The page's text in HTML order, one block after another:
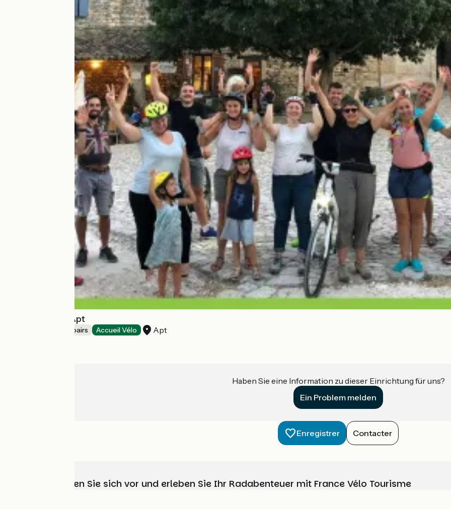
Stations Bee's Apt
Bicycle rentals/ repairs Accueil Vélo Apt
Haben Sie eine Information zu dieser Einrichtung für uns?
Ein Problem melden
Enregistrer Contacter
Wählen, bereiten Sie sich vor und erleben Sie Ihr Radabenteuer mit France Vélo Tourisme